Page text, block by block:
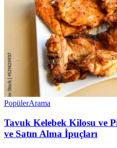
PopülerArama
Tavuk Kelebek Kilosu ve
ve Satın Alma İpuçları